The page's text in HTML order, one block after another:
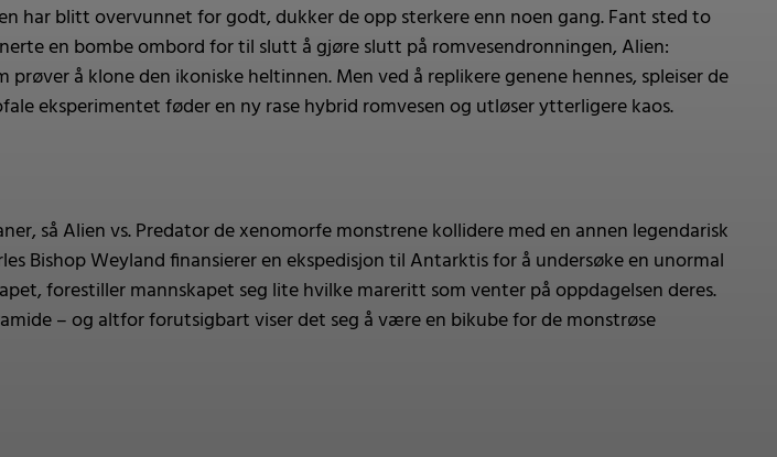
har blitt overvunnet for godt, dukker de opp sterkere enn noen gang. Fant sted to
en bombe ombord for til slutt å gjøre slutt på romvesendronningen, Alien:
å klone den ikoniske heltinnen. Men ved å replikere genene hennes, spleiser de
eksperimentet føder en ny rase hybrid romvesen og utløser ytterligere kaos.
så Alien vs. Predator de xenomorfe monstrene kollidere med en annen legendarisk
Bishop Weyland finansierer en ekspedisjon til Antarktis for å undersøke en unormal
forestiller mannskapet seg lite hvilke mareritt som venter på oppdagelsen deres.
– og altfor forutsigbart viser det seg å være en bikube for de monstrøse